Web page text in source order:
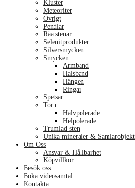
Kluster
Meteoriter
Övrigt
Pendlar
Råa stenar
Selenitprodukter
Silversmycken
Smycken
Armband
Halsband
Hängen
Ringar
Spetsar
Torn
Halvpolerade
Helpolerade
Trumlad sten
Unika mineraler & Samlarobjekt
Om Oss
Ansvar & Hållbarhet
Köpvillkor
Besök oss
Boka videosamtal
Kontakta